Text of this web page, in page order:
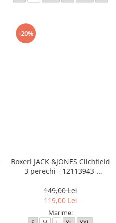
-20%
Boxeri JACK &JONES Clichfield
3 perechi - 12113943-
149,00 Lei
119,00 Lei
Marime: